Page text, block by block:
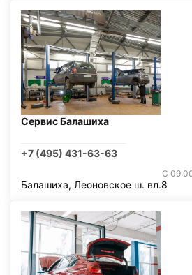
Сервис Балашиха
+7 (495) 431-63-63
С
Балашиха, Леоновское ш. вл.8